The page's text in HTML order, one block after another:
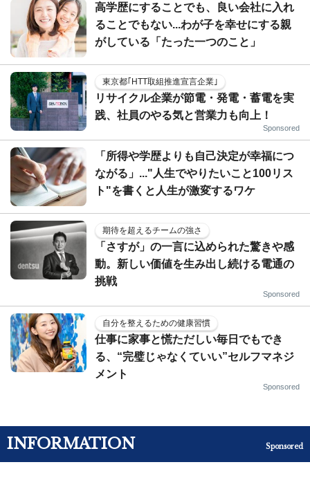
高学歴にすることでも、良い会社に入れ
ることでもない...わが子を幸せにする親
がしている「たった一つのこと」
東京都｢HTT取組推進宣言企業｣
リサイクル企業が節電・発電・蓄電を実
践、社員のやる気と営業力も向上！
Sponsored
「所得や学歴よりも自己決定が幸福につ
ながる」..."人生でやりたいこと100リス
ト"を書くと人生が激変するワケ
期待を超えるチームの強さ
「さすが」の一言に込められた驚きや感
動。新しい価値を生み出し続ける電通の
挑戦
Sponsored
自分を整えるための健康習慣
仕事に家事と慌ただしい毎日でもでき
る、“完璧じゃなくていい”セルフマネジ
メント
Sponsored
INFORMATION Sponsored